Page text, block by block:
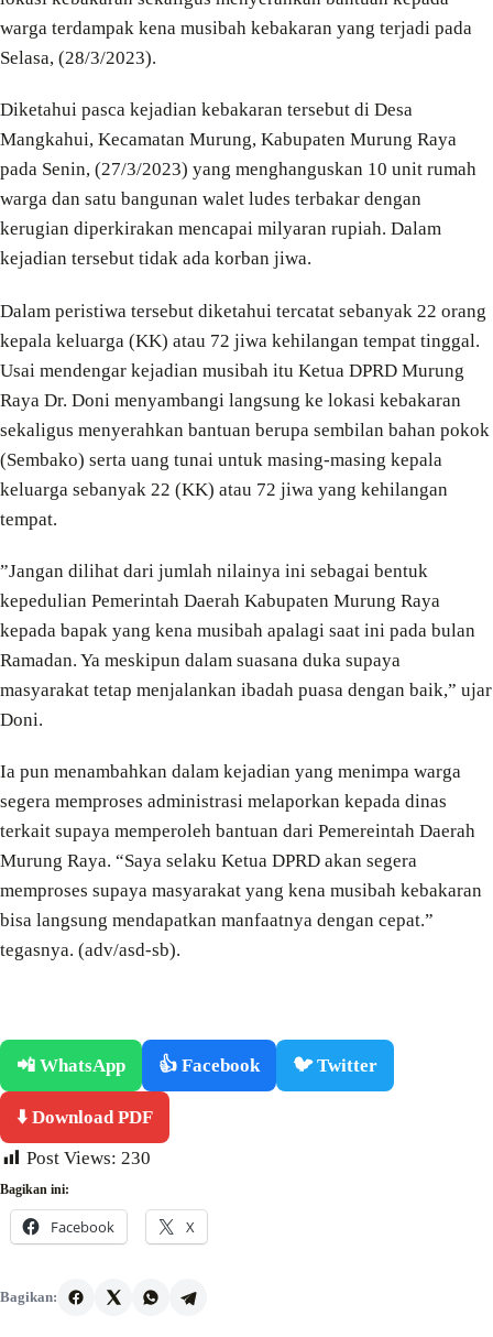
warga terdampak kena musibah kebakaran yang terjadi pada
Selasa, (28/3/2023).
Diketahui pasca kejadian kebakaran tersebut di Desa
Mangkahui, Kecamatan Murung, Kabupaten Murung Raya
pada Senin, (27/3/2023) yang menghanguskan 10 unit rumah
warga dan satu bangunan walet ludes terbakar dengan
kerugian diperkirakan mencapai milyaran rupiah. Dalam
kejadian tersebut tidak ada korban jiwa.
Dalam peristiwa tersebut diketahui tercatat sebanyak 22 orang
kepala keluarga (KK) atau 72 jiwa kehilangan tempat tinggal.
Usai mendengar kejadian musibah itu Ketua DPRD Murung
Raya Dr. Doni menyambangi langsung ke lokasi kebakaran
sekaligus menyerahkan bantuan berupa sembilan bahan pokok
(Sembako) serta uang tunai untuk masing-masing kepala
keluarga sebanyak 22 (KK) atau 72 jiwa yang kehilangan
tempat.
”Jangan dilihat dari jumlah nilainya ini sebagai bentuk
kepedulian Pemerintah Daerah Kabupaten Murung Raya
kepada bapak yang kena musibah apalagi saat ini pada bulan
Ramadan. Ya meskipun dalam suasana duka supaya
masyarakat tetap menjalankan ibadah puasa dengan baik,” ujar
Doni.
Ia pun menambahkan dalam kejadian yang menimpa warga
segera memproses administrasi melaporkan kepada dinas
terkait supaya memperoleh bantuan dari Pemereintah Daerah
Murung Raya. “Saya selaku Ketua DPRD akan segera
memproses supaya masyarakat yang kena musibah kebakaran
bisa langsung mendapatkan manfaatnya dengan cepat.”
tegasnya. (adv/asd-sb).
📲 WhatsApp 👍 Facebook 🐦 Twitter
⬇️ Download PDF
Post Views: 230
Bagikan ini:
Facebook X
Bagikan: